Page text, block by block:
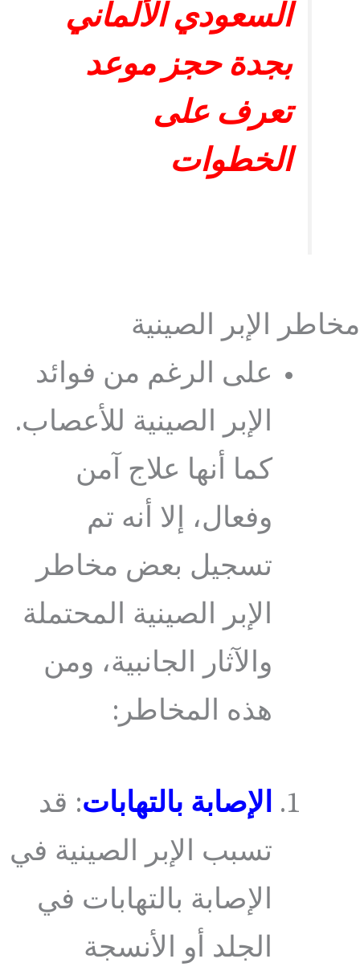
السعودي الألماني
بجدة حجز موعد
تعرف على
الخطوات
مخاطر الإبر الصينية
على الرغم من فوائد
الإبر الصينية للأعصاب.
كما أنها علاج آمن
وفعال، إلا أنه تم
تسجيل بعض مخاطر
الإبر الصينية المحتملة
والآثار الجانبية، ومن
هذه المخاطر:
الإصابة بالتهابات: قد
تسبب الإبر الصينية في
الإصابة بالتهابات في
الجلد أو الأنسجة